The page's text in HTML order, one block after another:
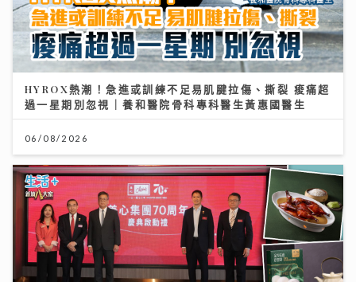
HYROX熱潮！急進或訓練不足易肌腱拉傷、撕裂 痠痛超
過一星期別忽視｜養和醫院骨科專科醫生黃惠國醫生
06/08/2026